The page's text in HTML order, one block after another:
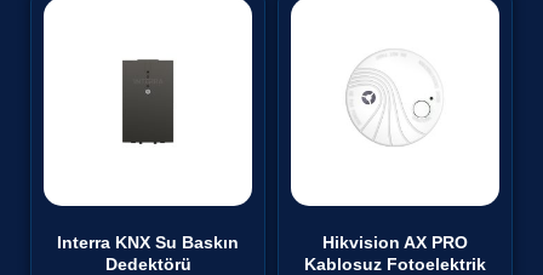
Interra KNX Su Baskın
Dedektörü
Hikvision AX PRO
Kablosuz Fotoelektrik